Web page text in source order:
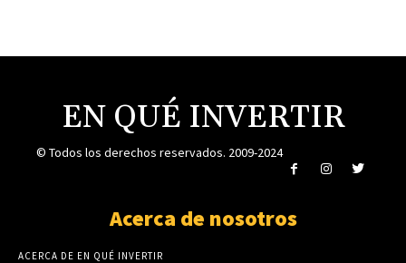
EN QUÉ INVERTIR
© Todos los derechos reservados. 2009-2024
Acerca de nosotros
ACERCA DE EN QUÉ INVERTIR